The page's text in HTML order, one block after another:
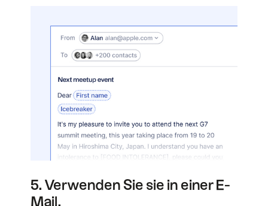
5. Verwenden Sie sie in einer E-
Mail.